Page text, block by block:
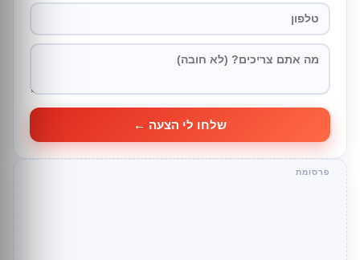
שלחו לי הצעה ←